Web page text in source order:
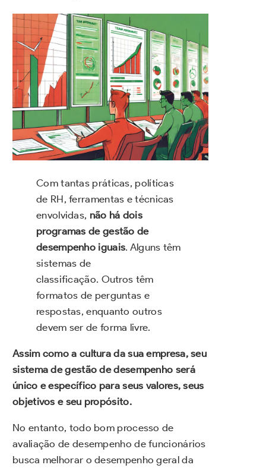
Com tantas práticas, políticas
de RH, ferramentas e técnicas
envolvidas, não há dois
programas de gestão de
desempenho iguais. Alguns têm
sistemas de
classificação. Outros têm
formatos de perguntas e
respostas, enquanto outros
devem ser de forma livre.
Assim como a cultura da sua empresa, seu
sistema de gestão de desempenho será
único e específico para seus valores, seus
objetivos e seu propósito.
No entanto, todo bom processo de
avaliação de desempenho de funcionários
busca melhorar o desempenho geral da